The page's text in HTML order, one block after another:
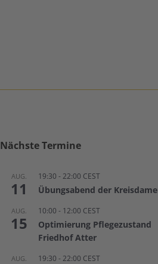
Nächste Termine
AUG.
11
19:30 -22:00 CEST
Übungsabend der
AUG.
15
10:00 - 12:00 CEST
Optimierung Pflegezustand
Friedhof Atter
AUG. 19:30 -22:00 CEST